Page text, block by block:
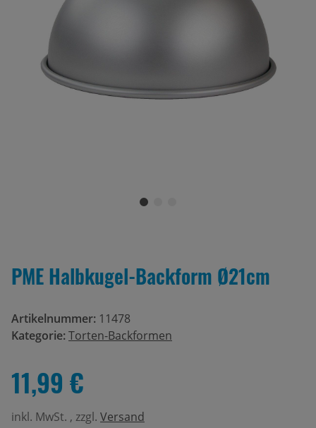
PME Halbkugel-Backform Ø21cm
Artikelnummer: 11478
Kategorie:Torten-Backformen
11,99 €
inkl. MwSt. , zzgl. Versand